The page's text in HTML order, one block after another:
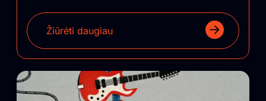
Žiūrėti daugiau